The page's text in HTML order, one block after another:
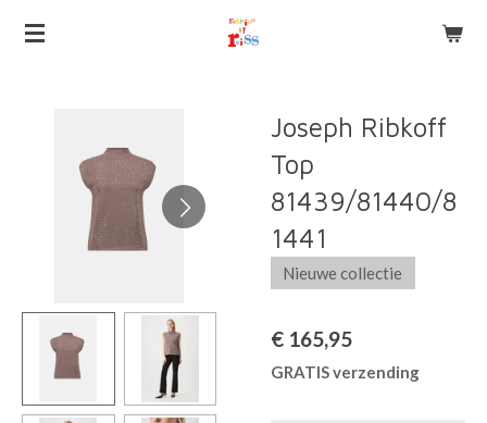
Ga
Joseph Ribkoff
Top
81439/81440/8
1441
Nieuwe collectie
€ 165,95
GRATIS verzending